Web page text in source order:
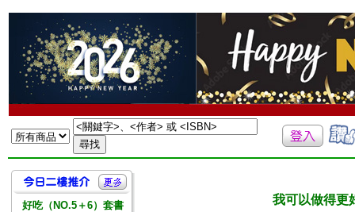
好吃（NO.5＋6）套書
我可以做得更